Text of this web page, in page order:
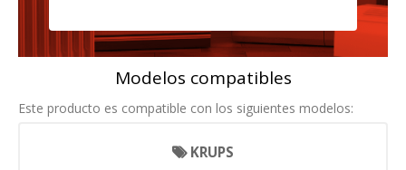
Modelos compatibles
Este producto es compatible con los siguientes modelos:
KRUPS